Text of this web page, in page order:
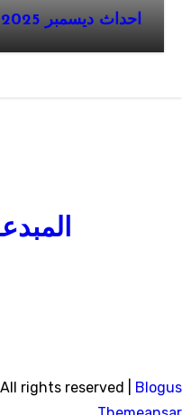
احداث ديسمبر 2025
rights reserved Blogus